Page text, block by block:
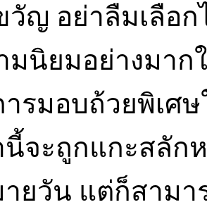
วัญ อย่าลืมเลือ
มนิยมอย่างมาก
รมอบถ้วยพิเศ
นี้จะถูกแกะสลัก
ายวัน แต่ก็สาม